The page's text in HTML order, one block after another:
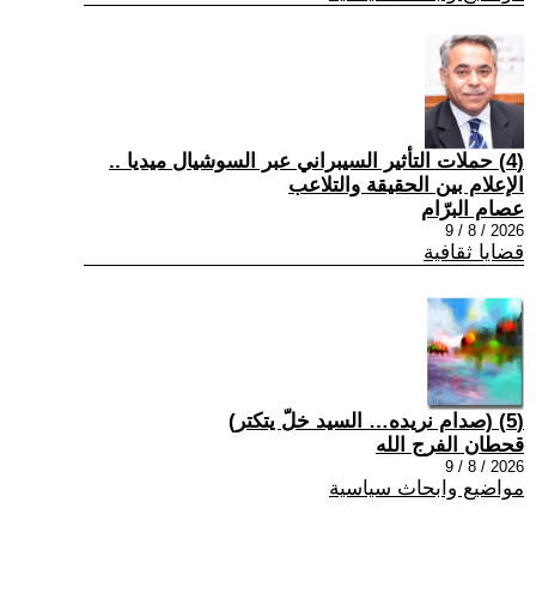
(4) حملات التأثير السيبراني عبر السوشيال ميديا ..
الإعلام بين الحقيقة والتلاعب
عصام البرّام
2026 / 8 / 9
قضايا ثقافية
(5) (صدام نريده… السيد خلّ يتكتر)
قحطان الفرج الله
2026 / 8 / 9
مواضيع وابحاث سياسية